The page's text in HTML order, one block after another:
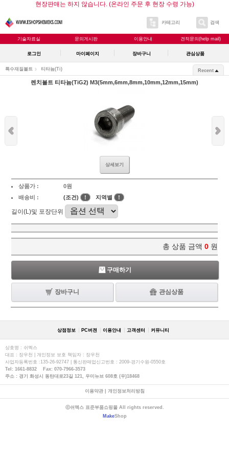
현장판매는 하지 않습니다. (온라인 주문 후 현장 수령 가능)
카테고리 검색
기술자료실 문의게시판 이용안내 견적문의(help mail)
로그인 마이페이지 장바구니 관심상품
특수재질볼트 티타늄(Ti) Recent
렌치볼트 티타늄(TiG2) M3(5mm,6mm,8mm,10mm,12mm,15mm)
상세보기
상품가 :
0원
배송비 :
(조건) ! 지역별 !
길이(L)및 포장단위
총 상품 금액 0 원
구매하기
장바구니 관심상품
상점정보 PC버젼 이용안내 고객센터 커뮤니티
상호명 : 쉬멕스
대표 : 장우천 | 개인정보 보호 책임자 : 장우천
사업자등록번호 :135-26-92747 | 통신판매업신고번호 : 2009-경기수원-0550호
Tel: 1661-8832 Fax: 070-7966-3573
주소 : 경기 화성시 동탄대로23길 121, 우미뉴브 608호 (우)18468
이용약관| 개인정보처리방침
ⓒ쉬멕스 표준부품쇼핑몰 All rights reserved.
MakeShop